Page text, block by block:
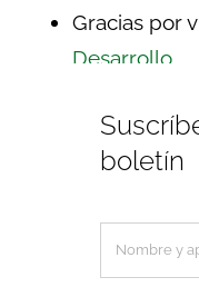
Gracias por
Desarrollo
boletín